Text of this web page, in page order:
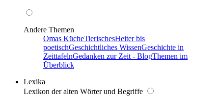
Andere Themen
Omas KücheTierischesHeiter bis
poetischGeschichtliches WissenGeschichte in
ZeittafelnGedanken zur Zeit - BlogThemen im
Überblick
Lexika
Lexikon der alten Wörter und Begriffe